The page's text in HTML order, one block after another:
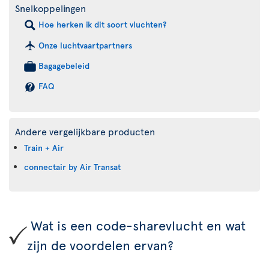
Snelkoppelingen
Hoe herken ik dit soort vluchten?
Onze luchtvaartpartners
Bagagebeleid
FAQ
Andere vergelijkbare producten
Train + Air
connectair by Air Transat
Wat is een code-sharevlucht en wat
zijn de voordelen ervan?